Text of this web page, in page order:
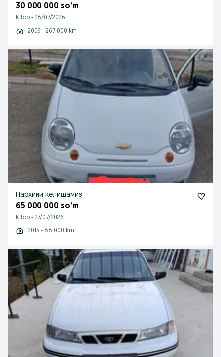
30 000 000 so’m
Kitob - 28/07/2026
2009 - 267 000 km
Нархини келишамиз
65 000 000 so’m
Kitob - 27/07/2026
2015 - 88 000 km